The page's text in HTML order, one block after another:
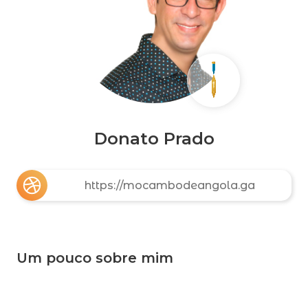
Donato Prado
https://mocambodeangola.ga
Um pouco sobre mim